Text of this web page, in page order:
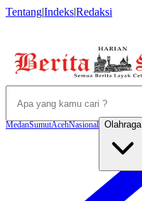
Tentang|Indeks|Redaksi
MedanSumutAcehNasional Olahraga